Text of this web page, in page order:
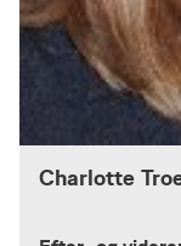
Charlotte